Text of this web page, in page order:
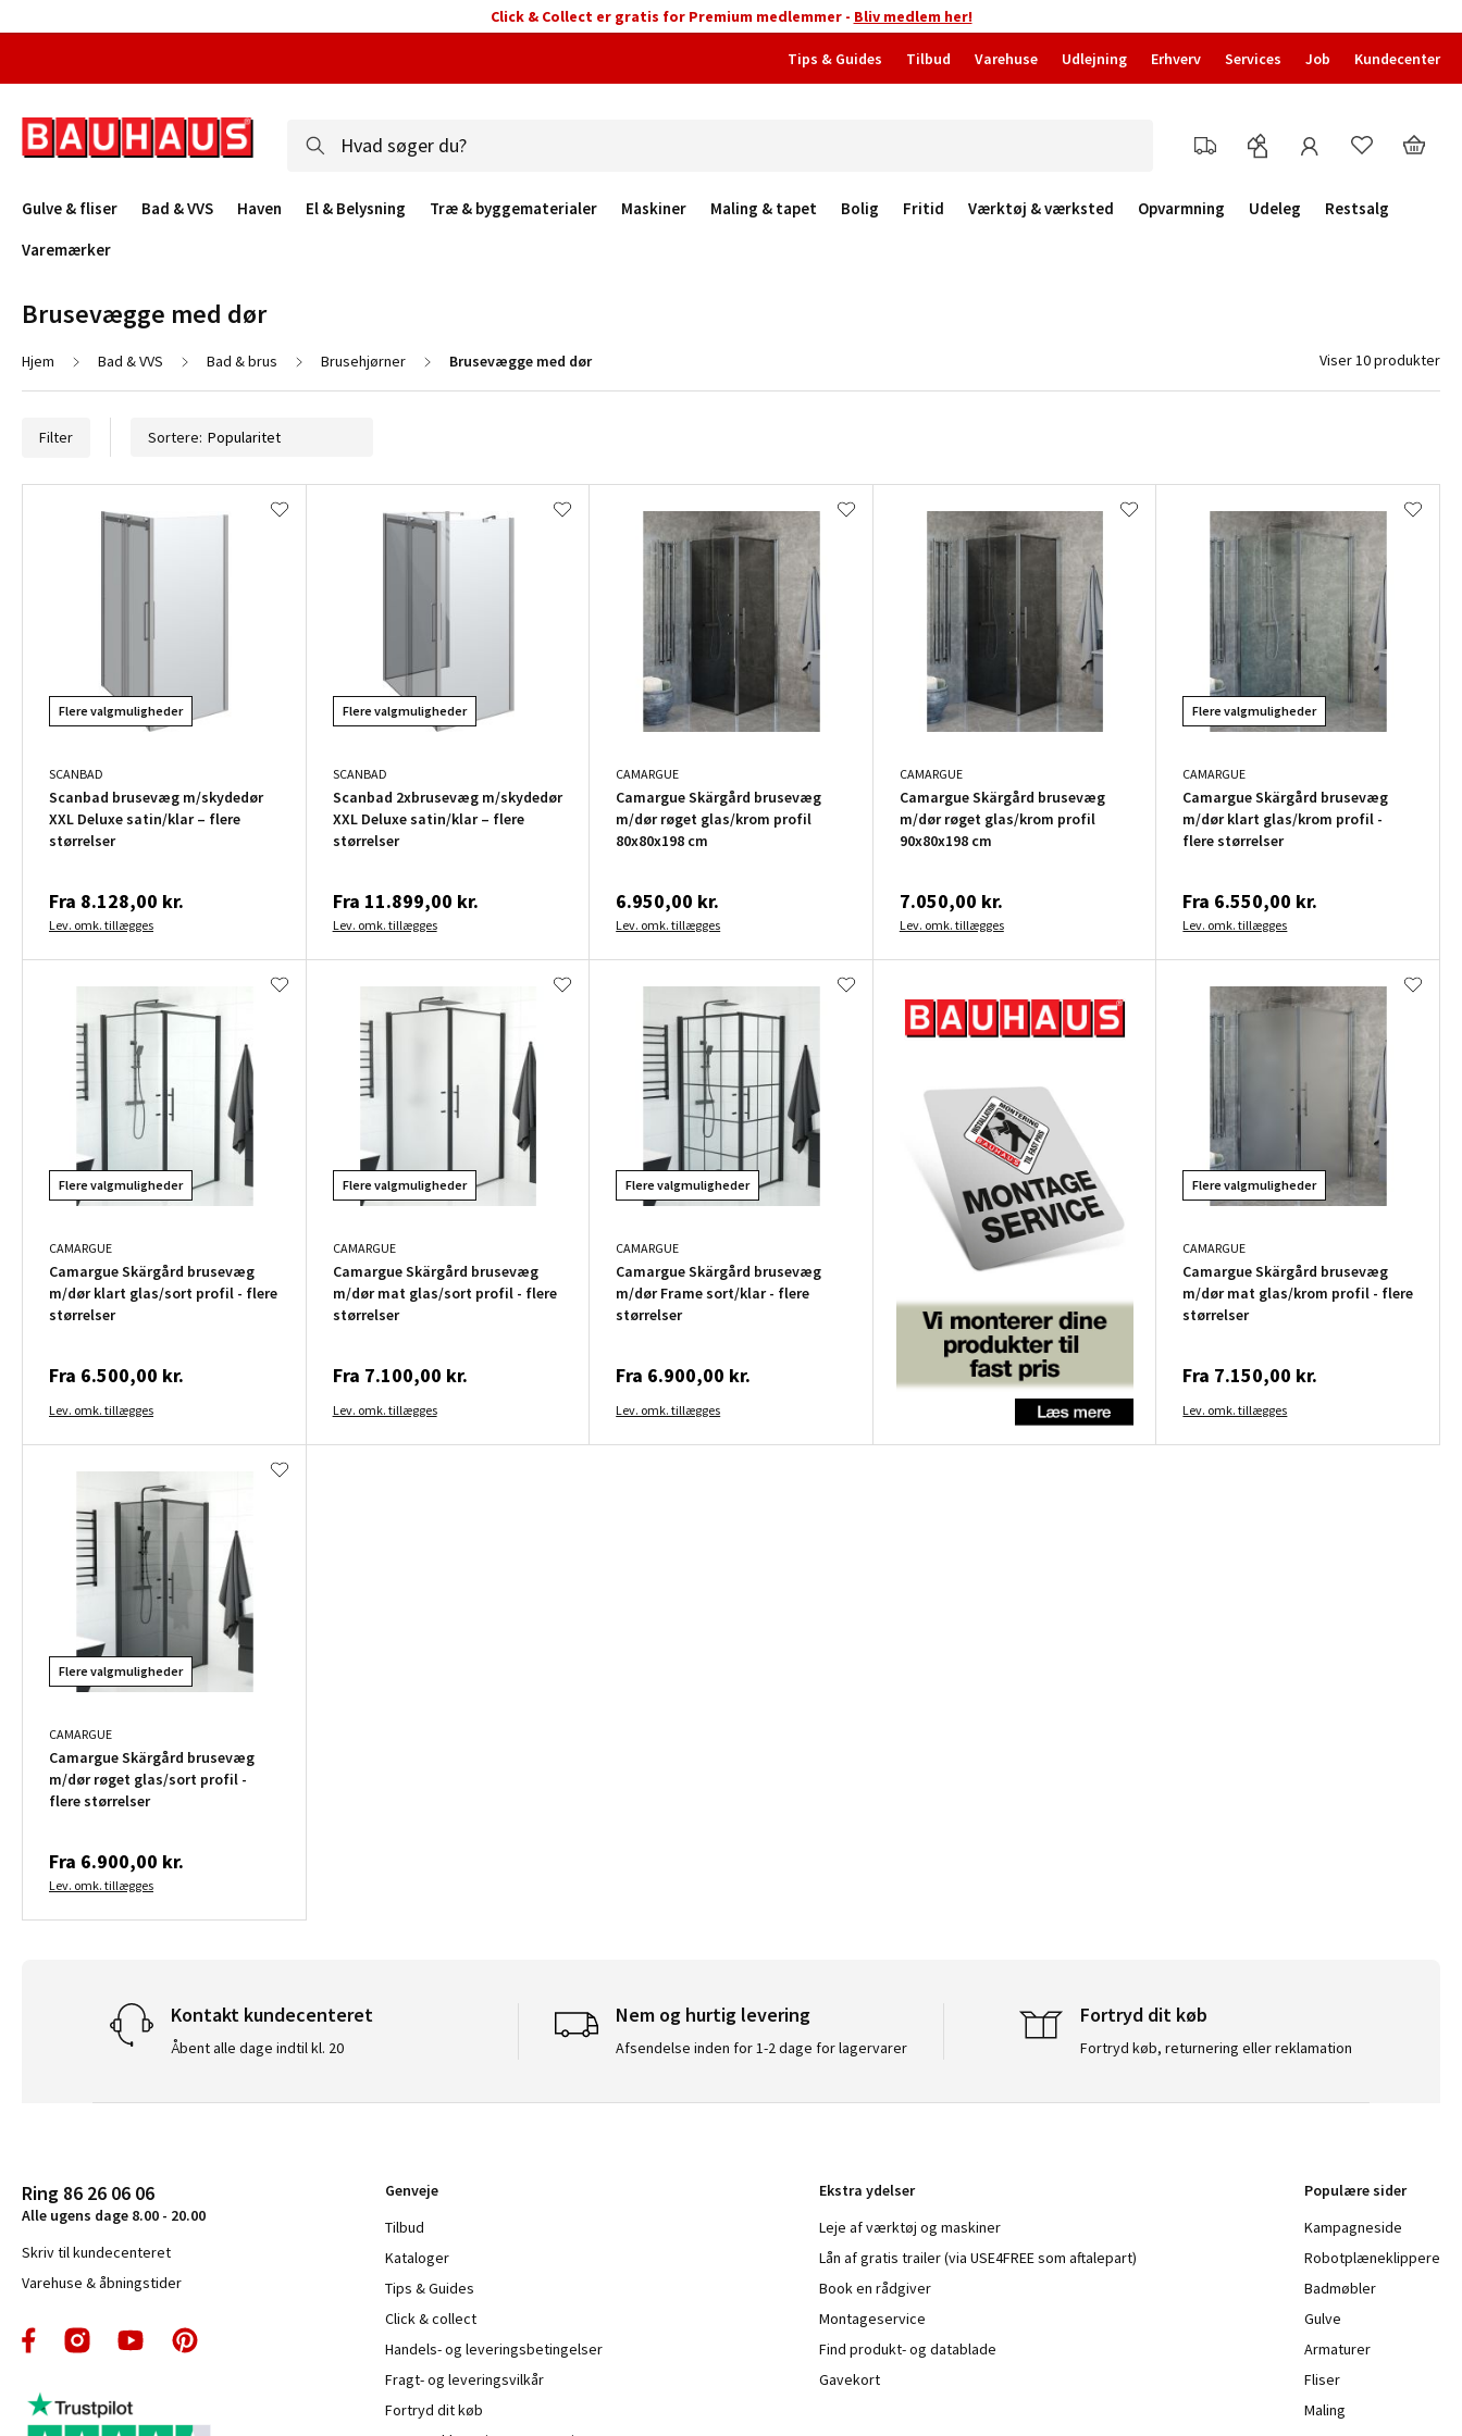
Click & Collect er gratis for Premium medlemmer - Bliv medlem her!
Tips & Guides Tilbud Varehuse Udlejning Erhverv Services Job Kundecenter
Gulve & fliser Bad & VVS Haven El & Belysning Træ & byggematerialer Maskiner Maling & tapet Bolig Fritid Værktøj & værksted Opvarmning Udeleg
Restsalg
Varemærker
Filter Sortere:
Flere valgmuligheder
SCANBAD
Scanbad brusevæg m/skydedør
XXL Deluxe satin/klar – flere
størrelser
Fra 8.128,00 kr.
Lev. omk. tillægges
Flere valgmuligheder
SCANBAD
Scanbad 2xbrusevæg m/skydedør
XXL Deluxe satin/klar – flere
størrelser
Fra 11.899,00 kr.
Lev. omk. tillægges
CAMARGUE
Camargue Skärgård brusevæg
m/dør røget glas/krom profil
80x80x198 cm
6.950,00 kr.
Lev. omk. tillægges
CAMARGUE
Camargue Skärgård brusevæg
m/dør røget glas/krom profil
90x80x198 cm
7.050,00 kr.
Lev. omk. tillægges
Flere valgmuligheder
CAMARGUE
Camargue Skärgård brusevæg
m/dør klart glas/krom profil -
flere størrelser
Fra 6.550,00 kr.
Lev. omk. tillægges
Flere valgmuligheder
CAMARGUE
Camargue Skärgård brusevæg
m/dør klart glas/sort profil - flere
størrelser
Fra 6.500,00 kr.
Lev. omk. tillægges
Flere valgmuligheder
CAMARGUE
Camargue Skärgård brusevæg
m/dør mat glas/sort profil - flere
størrelser
Fra 7.100,00 kr.
Lev. omk. tillægges
Flere valgmuligheder
CAMARGUE
Camargue Skärgård brusevæg
m/dør Frame sort/klar - flere
størrelser
Fra 6.900,00 kr.
Lev. omk. tillægges
Flere valgmuligheder
CAMARGUE
Camargue Skärgård brusevæg
m/dør mat glas/krom profil - flere
størrelser
Fra 7.150,00 kr.
Lev. omk. tillægges
Flere valgmuligheder
CAMARGUE
Camargue Skärgård brusevæg
m/dør røget glas/sort profil -
flere størrelser
Fra 6.900,00 kr.
Lev. omk. tillægges
Brusevægge med dør
Hjem Bad & VVS Bad & brus Brusehjørner Brusevægge med dør Viser 10 produkter
Kontakt kundecenteret
Åbent alle dage indtil kl. 20
Nem og hurtig levering
Afsendelse inden for 1-2 dage for lagervarer
Fortryd dit køb
Fortryd køb, returnering eller reklamation
Ring 86 26 06 06
Alle ugens dage 8.00 - 20.00
Skriv til kundecenteret
Varehuse & åbningstider
Genveje
Tilbud
Kataloger
Tips & Guides
Click & collect
Handels- og leveringsbetingelser
Fragt- og leveringsvilkår
Fortryd dit køb
Ekstra ydelser
Leje af værktøj og maskiner
Lån af gratis trailer (via USE4FREE som aftalepart)
Book en rådgiver
Montageservice
Find produkt- og datablade
Gavekort
Populære sider
Kampagneside
Robotplæneklippere
Badmøbler
Gulve
Armaturer
Fliser
Maling